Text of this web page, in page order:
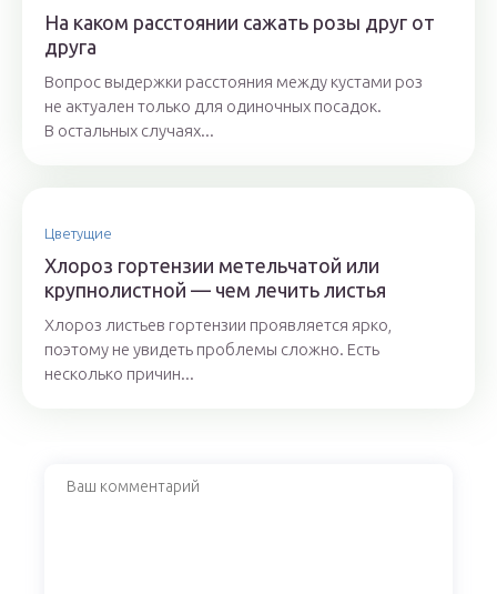
На каком расстоянии сажать розы друг от
друга
Вопрос выдержки расстояния между кустами роз
не актуален только для одиночных посадок.
В остальных случаях...
Цветущие
Хлороз гортензии метельчатой или
крупнолистной — чем лечить листья
Хлороз листьев гортензии проявляется ярко,
поэтому не увидеть проблемы сложно. Есть
несколько причин...